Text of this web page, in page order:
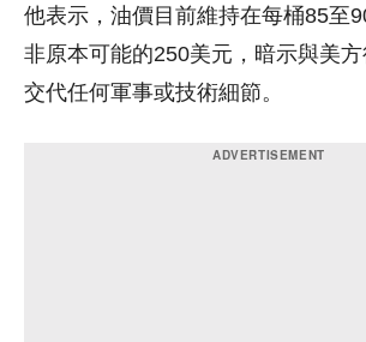
他表示，油價目前維持在每桶85至
非原本可能的250美元，暗示與美
交代任何軍事或技術細節。